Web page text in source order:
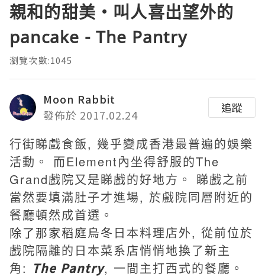
親和的甜美・叫人喜出望外的
pancake - The Pantry
瀏覽次數:1045
Moon Rabbit
發佈於 2017.02.24
追蹤
行街睇戲食飯, 幾乎變成香港最普遍的娛樂
活動。 而Element內坐得舒服的The
Grand戲院又是睇戲的好地方。 睇戲之前
當然要填滿肚子才進場, 於戲院同層附近的
餐廳頓然成首選。
除了那家稻庭烏冬 日本料理店外, 從前位於
戲院隔離的日本菜系店悄悄地換了新主
角: The Pantry, 一間主打西式的餐廳。